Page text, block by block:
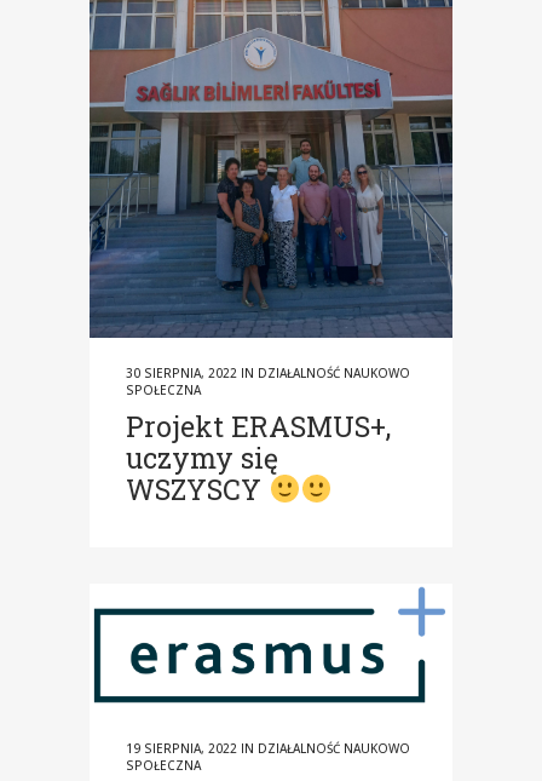
30 SIERPNIA, 2022 IN DZIAŁALNOŚĆ NAUKOWO
SPOŁECZNA
Projekt ERASMUS+,
uczymy się
WSZYSCY
19 SIERPNIA, 2022 IN DZIAŁALNOŚĆ NAUKOWO
SPOŁECZNA